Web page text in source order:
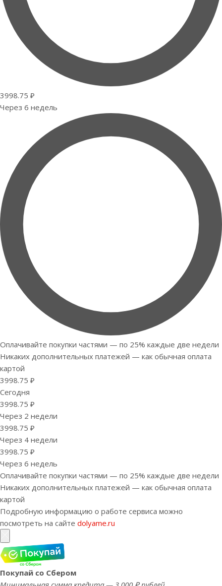
3998.75 ₽
Через 6 недель
Оплачивайте покупки частями — по 25% каждые две недели
Никаких дополнительных платежей — как обычная оплата
картой
3998.75 ₽
Сегодня
3998.75 ₽
Через 2 недели
3998.75 ₽
Через 4 недели
3998.75 ₽
Через 6 недель
Оплачивайте покупки частями — по 25% каждые две недели
Никаких дополнительных платежей — как обычная оплата
картой
Подробную информацию о работе сервиса можно
посмотреть на сайте dolyame.ru
Покупай со Сбером